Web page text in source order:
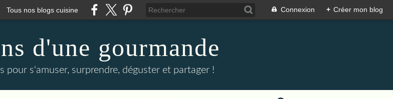
Tous nos blogs cuisine Connexion + Créer mon blog
d'une gourmande
pour s'amuser, surprendre, déguster et partager !